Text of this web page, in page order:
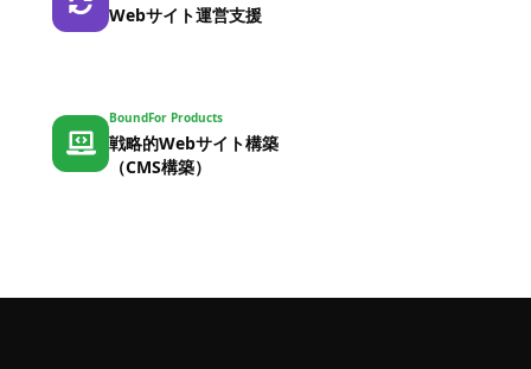
Webサイト運営支援
BoundFor Products
戦略的Webサイト構築
（CMS構築）